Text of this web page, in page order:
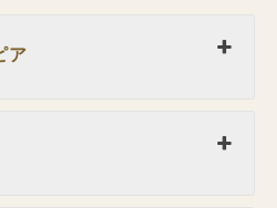
ア